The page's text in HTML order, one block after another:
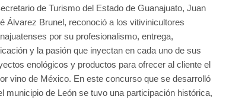
de Turismo del Estado de Guanajuato, Juan
Álvarez Brunel, reconoció a los vitivinicultores
por su profesionalismo, entrega,
y la pasión que inyectan en cada uno de sus
enológicos y productos para ofrecer al cliente el
vino de México. En este concurso que se desarrolló
municipio de León se tuvo una participación histórica,